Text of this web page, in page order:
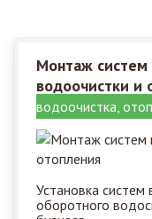
Монтаж систем
водоочистки и
водоочистка,
Установка систем
оборотного